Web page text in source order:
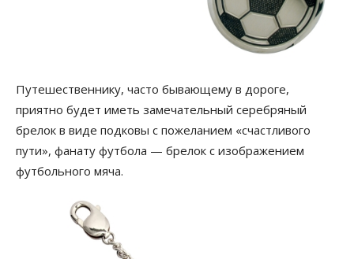
Путешественнику, часто бывающему в дороге,
приятно будет иметь замечательный серебряный
брелок в виде подковы с пожеланием «счастливого
пути», фанату футбола — брелок с изображением
футбольного мяча.